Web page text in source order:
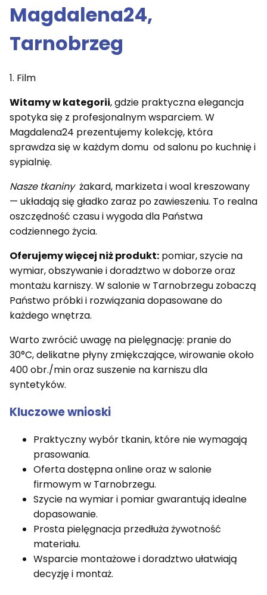
Magdalena24,
Tarnobrzeg
1. Film
Witamy w kategorii, gdzie praktyczna elegancja
spotyka się z profesjonalnym wsparciem. W
Magdalena24 prezentujemy kolekcję, która
sprawdza się w każdym domu od salonu po kuchnię i
sypialnię.
Nasze tkaninyżakard, markizeta i woal kreszowany
— układają się gładko zaraz po zawieszeniu. To realna
oszczędność czasu i wygoda dla Państwa
codziennego życia.
Oferujemy więcej niż produkt: pomiar, szycie na
wymiar, obszywanie i doradztwo w doborze oraz
montażu karniszy. W salonie w Tarnobrzegu zobaczą
Państwo próbki i rozwiązania dopasowane do
każdego wnętrza.
Warto zwrócić uwagę na pielęgnację: pranie do
30°C, delikatne płyny zmiękczające, wirowanie około
400 obr./min oraz suszenie na karniszu dla
syntetyków.
Kluczowe wnioski
Praktyczny wybór tkanin, które nie wymagają
prasowania.
Oferta dostępna online oraz w salonie
firmowym w Tarnobrzegu.
Szycie na wymiar i pomiar gwarantują idealne
dopasowanie.
Prosta pielęgnacja przedłuża żywotność
materiału.
Wsparcie montażowe i doradztwo ułatwiają
decyzję i montaż.